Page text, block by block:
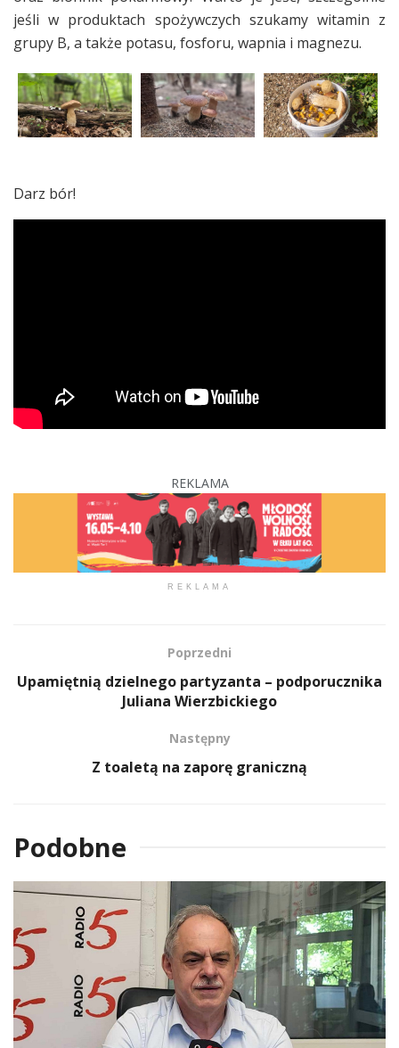
jeśli w produktach spożywczych szukamy witamin z
grupy B, a także potasu, fosforu, wapnia i magnezu.
Darz bór!
REKLAMA
REKLAMA
Poprzedni
Upamiętnią dzielnego partyzanta – podporucznika
Juliana Wierzbickiego
Następny
Z toaletą na zaporę graniczną
Podobne